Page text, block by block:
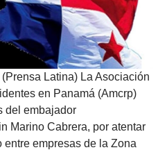
Latina) La Asociación
en Panamá (Amcrp)
del embajador
Marino Cabrera, por atentar
empresas de la Zona